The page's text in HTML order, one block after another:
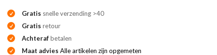
Gratis snelle verzending >40
Gratis retour
Achterafbetalen
Maat advies Alle artikelen zijn opgemeten